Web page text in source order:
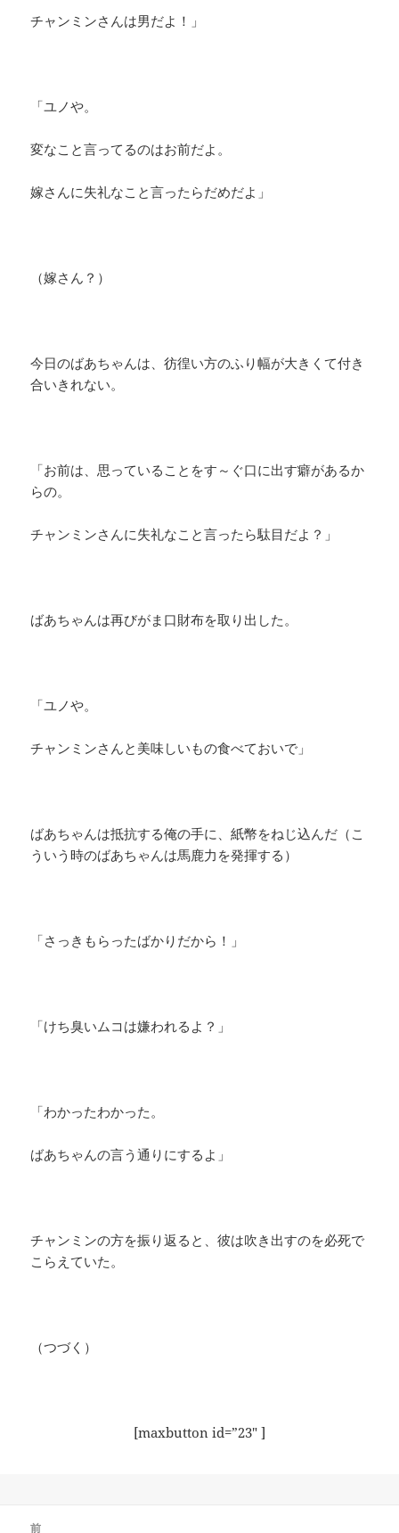
チャンミンさんは男だよ！」
「ユノや。
変なこと言ってるのはお前だよ。
嫁さんに失礼なこと言ったらだめだよ」
（嫁さん？）
今日のばあちゃんは、彷徨い方のふり幅が大きくて付き
合いきれない。
「お前は、思っていることをす～ぐ口に出す癖があるか
らの。
チャンミンさんに失礼なこと言ったら駄目だよ？」
ばあちゃんは再びがま口財布を取り出した。
「ユノや。
チャンミンさんと美味しいもの食べておいで」
ばあちゃんは抵抗する俺の手に、紙幣をねじ込んだ（こ
ういう時のばあちゃんは馬鹿力を発揮する）
「さっきもらったばかりだから！」
「けち臭いムコは嫌われるよ？」
「わかったわかった。
ばあちゃんの言う通りにするよ」
チャンミンの方を振り返ると、彼は吹き出すのを必死で
こらえていた。
（つづく）
[maxbutton id=”23″ ]
前